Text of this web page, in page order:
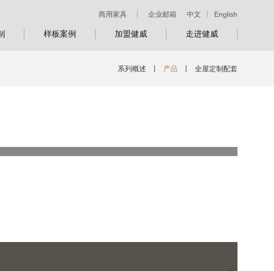
中文 English
商用家具 企业邮箱
样板案例 加盟健威 走进健威
系列概述 产品 全屋定制配套